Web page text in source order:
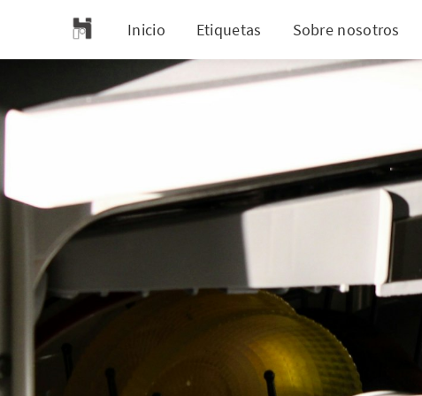
Inicio Etiquetas Sobre nosotros